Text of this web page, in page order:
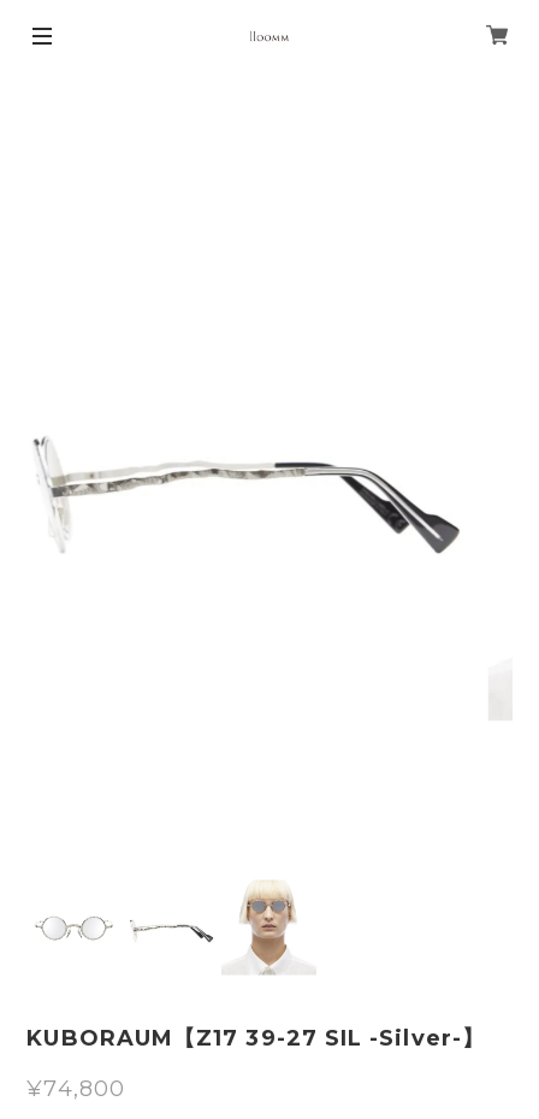
KUBORAUM【Z17 39-27 SIL -Silver-】
¥74,800